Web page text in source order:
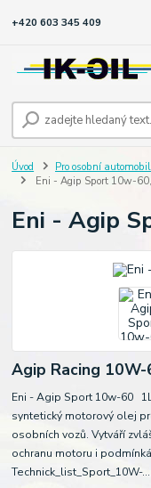
+420 603 345 409
Úvod Pro osobní
Eni - Agip Sport 10w-
Eni - Agip
Agip Racing 10W-
Eni - Agip Sport 10w-60
syntetický motorový olej
osobních vozů. Vytváří
ochranu motoru i
Technick_list_Sport_10W-...